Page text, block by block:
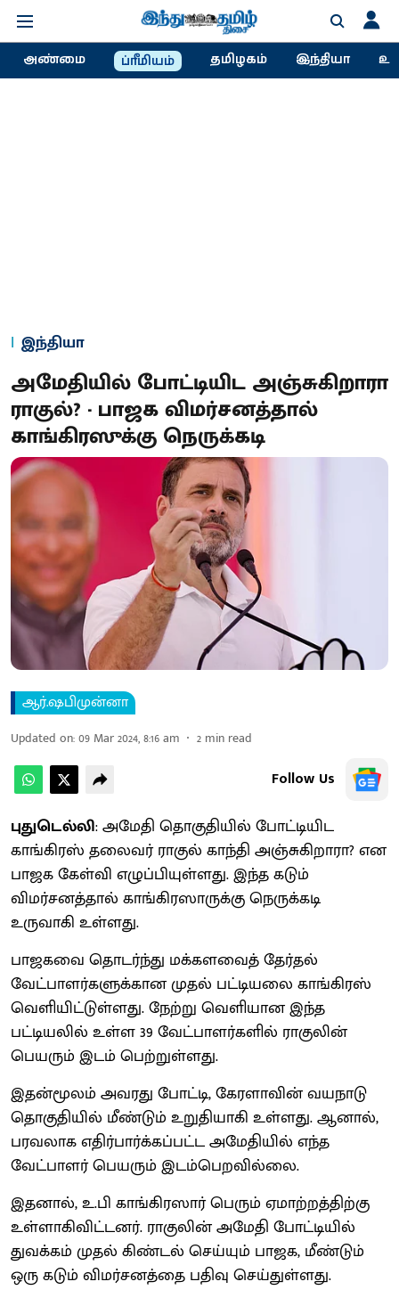
அண்மை ப்ரீமியம் தமிழகம் இந்தியா
இந்தியா
அமேதியில் போட்டியிட அஞ்சுகிறாரா
ராகுல்? - பாஜக விமர்சனத்தால்
காங்கிரஸுக்கு நெருக்கடி
ஆர்.ஷபிமுன்னா
Updated on:09 Mar 2024, 8:16 am 2 min read
Follow Us
புதுடெல்லி: அமேதி தொகுதியில் போட்டியிட
காங்கிரஸ் தலைவர் ராகுல் காந்தி அஞ்சுகிறாரா? என
பாஜக கேள்வி எழுப்பியுள்ளது. இந்த கடும்
விமர்சனத்தால் காங்கிரஸாருக்கு நெருக்கடி
உருவாகி உள்ளது.
பாஜகவை தொடர்ந்து மக்களவைத் தேர்தல்
வேட்பாளர்களுக்கான முதல் பட்டியலை காங்கிரஸ்
வெளியிட்டுள்ளது. நேற்று வெளியான இந்த
பட்டியலில் உள்ள 39 வேட்பாளர்களில் ராகுலின்
பெயரும் இடம் பெற்றுள்ளது.
இதன்மூலம் அவரது போட்டி, கேரளாவின் வயநாடு
தொகுதியில் மீண்டும் உறுதியாகி உள்ளது. ஆனால்,
பரவலாக எதிர்பார்க்கப்பட்ட அமேதியில் எந்த
வேட்பாளர் பெயரும் இடம்பெறவில்லை.
இதனால், உ.பி காங்கிரஸார் பெரும் ஏமாற்றத்திற்கு
உள்ளாகிவிட்டனர். ராகுலின் அமேதி போட்டியில்
துவக்கம் முதல் கிண்டல் செய்யும் பாஜக, மீண்டும்
ஒரு கடும் விமர்சனத்தை பதிவு செய்துள்ளது.